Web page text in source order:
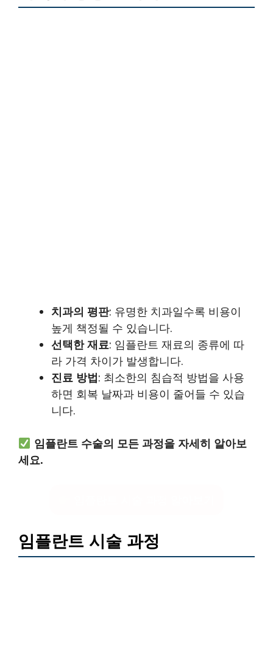
치과의 평판: 유명한 치과일수록 비용이
높게 책정될 수 있습니다.
선택한 재료: 임플란트 재료의 종류에 따
라 가격 차이가 발생합니다.
진료 방법: 최소한의 침습적 방법을 사용
하면 회복 날짜과 비용이 줄어들 수 있습
니다.
임플란트 수술의 모든 과정을 자세히 알아보
세요.
임플란트 시술 과정